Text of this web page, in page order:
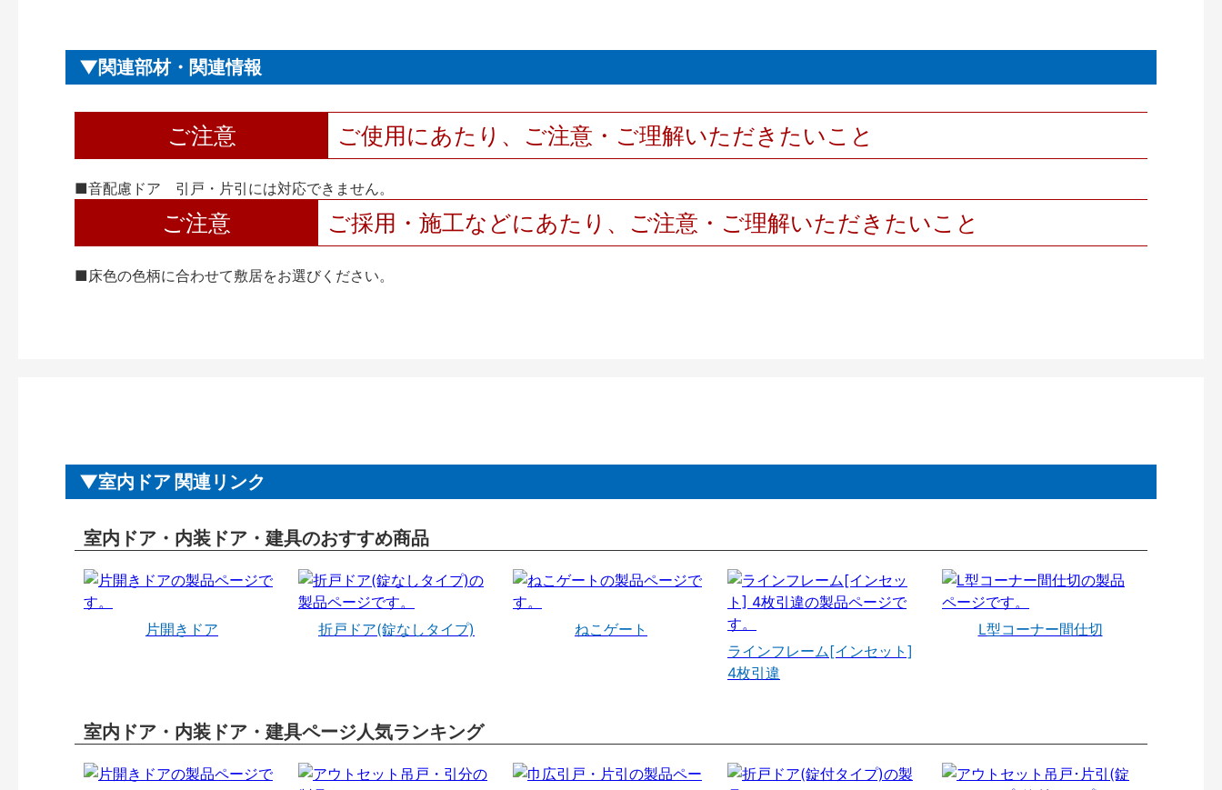
関連部材・関連情報
ご注意 ご使用にあたり、ご注意・ご理解いただきたいこと
■音配慮ドア 引戸・片引には対応できません。
ご注意 ご採用・施工などにあたり、ご注意・ご理解いただきたいこと
■床色の色柄に合わせて敷居をお選びください。
室内ドア 関連リンク
室内ドア・内装ドア・建具のおすすめ商品
片開きドア 折戸ドア(錠なしタイプ)
ねこゲート
ラインフレーム[インセット]
4枚引違
L型コーナー間仕切
室内ドア・内装ドア・建具ページ人気ランキング